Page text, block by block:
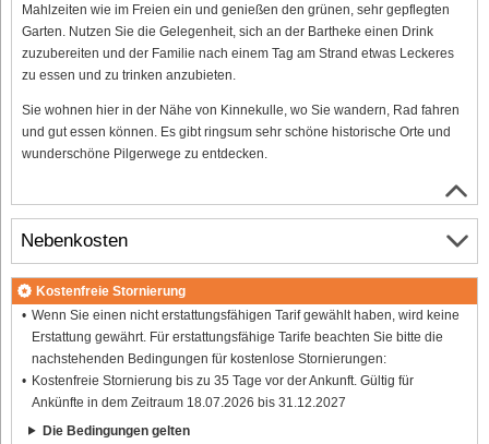
Mahlzeiten wie im Freien ein und genießen den grünen, sehr gepflegten
Garten. Nutzen Sie die Gelegenheit, sich an der Bartheke einen Drink
zuzubereiten und der Familie nach einem Tag am Strand etwas Leckeres
zu essen und zu trinken anzubieten.
Sie wohnen hier in der Nähe von Kinnekulle, wo Sie wandern, Rad fahren
und gut essen können. Es gibt ringsum sehr schöne historische Orte und
wunderschöne Pilgerwege zu entdecken.
Nebenkosten
Kostenfreie Stornierung
Wenn Sie einen nicht erstattungsfähigen Tarif gewählt haben, wird keine
Erstattung gewährt. Für erstattungsfähige Tarife beachten Sie bitte die
nachstehenden Bedingungen für kostenlose Stornierungen:
Kostenfreie Stornierung bis zu 35 Tage vor der Ankunft. Gültig für
Ankünfte in dem Zeitraum 18.07.2026 bis 31.12.2027
Die Bedingungen gelten